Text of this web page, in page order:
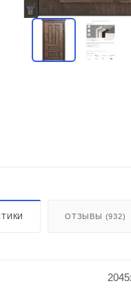
ОТЗЫВЫ (932)